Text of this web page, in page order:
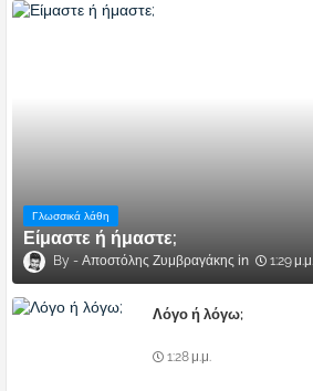
Γλωσσικά λάθη
Είμαστε ή ήμαστε;
Αποστόλης Ζυμβραγάκης 1:29 μ.μ.
Λόγο ή λόγω;
1:28 μ.μ.